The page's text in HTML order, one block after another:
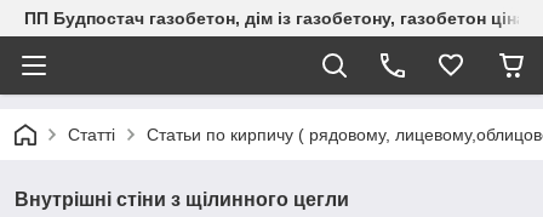
ПП Будпостач газобетон, дім із газобетону, газобетон
Статті Статьи по кирпичу ( рядовому,
Внутрішні стіни з щілинного цегли